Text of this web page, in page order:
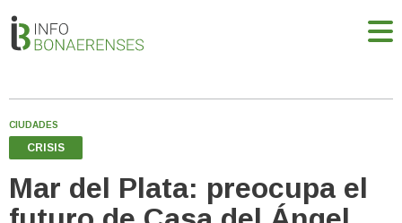
CIUDADES
CRISIS
Mar del Plata: preocupa el